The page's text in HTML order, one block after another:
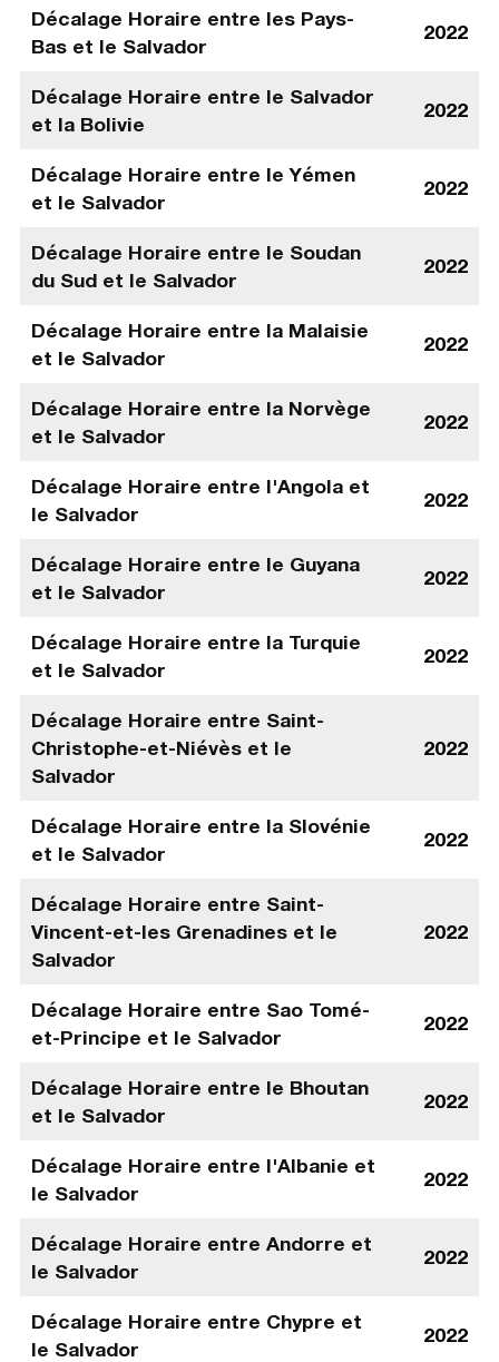
Décalage Horaire entre les Pays-
Bas et le Salvador
2022
Décalage Horaire entre le Salvador
et la Bolivie
2022
Décalage Horaire entre le Yémen
et le Salvador
2022
Décalage Horaire entre le Soudan
du Sud et le Salvador
2022
Décalage Horaire entre la Malaisie
et le Salvador
2022
Décalage Horaire entre la Norvège
et le Salvador
2022
Décalage Horaire entre l'Angola et
le Salvador
2022
Décalage Horaire entre le Guyana
et le Salvador
2022
Décalage Horaire entre la Turquie
et le Salvador
2022
Décalage Horaire entre Saint-
Christophe-et-Niévès et le
Salvador
2022
Décalage Horaire entre la Slovénie
et le Salvador
2022
Décalage Horaire entre Saint-
Vincent-et-les Grenadines et le
Salvador
2022
Décalage Horaire entre Sao Tomé-
et-Principe et le Salvador
2022
Décalage Horaire entre le Bhoutan
et le Salvador
2022
Décalage Horaire entre l'Albanie et
le Salvador
2022
Décalage Horaire entre Andorre et
le Salvador
2022
Décalage Horaire entre Chypre et
le Salvador
2022